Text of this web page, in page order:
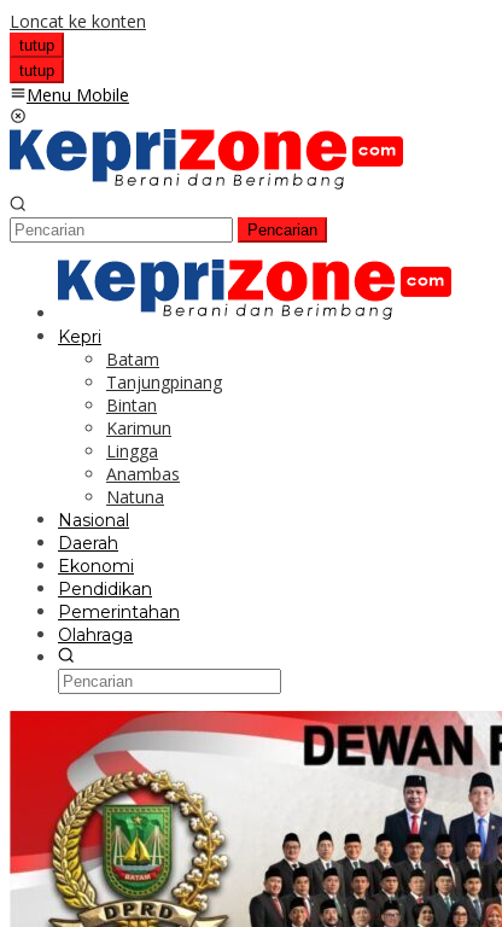
Loncat ke konten
tutup
tutup
Menu Mobile
Pencarian
Kepri
Batam
Tanjungpinang
Bintan
Karimun
Lingga
Anambas
Natuna
Nasional
Daerah
Ekonomi
Pendidikan
Pemerintahan
Olahraga